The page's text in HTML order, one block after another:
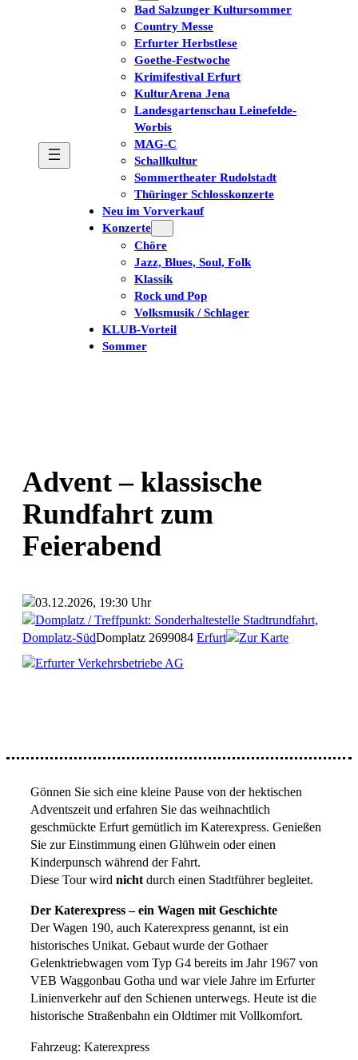
Bad Salzunger Kultursommer
Country Messe
Erfurter Herbstlese
Goethe-Festwoche
Krimifestival Erfurt
KulturArena Jena
Landesgartenschau Leinefelde-
Worbis
MAG-C
Schallkultur
Sommertheater Rudolstadt
Thüringer Schlosskonzerte
Neu im Vorverkauf
Konzerte
Chöre
Jazz, Blues, Soul, Folk
Klassik
Rock und Pop
Volksmusik / Schlager
KLUB-Vorteil
Sommer
Advent – klassische
Rundfahrt zum
Feierabend
03.12.2026, 19:30 Uhr
Domplatz / Treffpunkt: Sonderhaltestelle Stadtrundfahrt,
Domplatz-SüdDomplatz 2699084 Erfurt
Zur Karte
Erfurter Verkehrsbetriebe AG
Gönnen Sie sich eine kleine Pause von der hektischen
Adventszeit und erfahren Sie das weihnachtlich
geschmückte Erfurt gemütlich im Katerexpress. Genießen
Sie zur Einstimmung einen Glühwein oder einen
Kinderpunsch während der Fahrt.
Diese Tour wird nichtdurch einen Stadtführer begleitet.
Der Katerexpress – ein Wagen mit Geschichte
Der Wagen 190, auch Katerexpress genannt, ist ein
historisches Unikat. Gebaut wurde der Gothaer
Gelenktriebwagen vom Typ G4 bereits im Jahr 1967 von
VEB Waggonbau Gotha und war viele Jahre im Erfurter
Linienverkehr auf den Schienen unterwegs. Heute ist die
historische Straßenbahn ein Oldtimer mit Vollkomfort.
Fahrzeug: Katerexpress